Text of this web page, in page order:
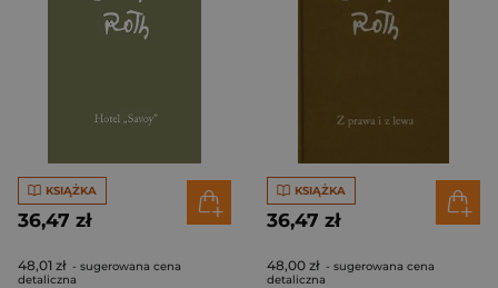
KSIĄŻKA
36,47 zł
48,01 zł - sugerowana cena
detaliczna
KSIĄŻKA
36,47 zł
48,00 zł - sugerowana cena
detaliczna